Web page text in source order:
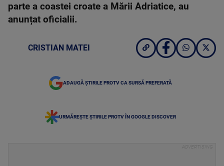
parte a coastei croate a Mării Adriatice, au
anunțat oficialii.
CRISTIAN MATEI
ADAUGĂ ȘTIRILE PROTV CA SURSĂ PREFERATĂ
URMĂREȘTE ȘTIRILE PROTV ÎN GOOGLE DISCOVER